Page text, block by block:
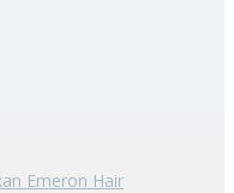
Emeron Hair